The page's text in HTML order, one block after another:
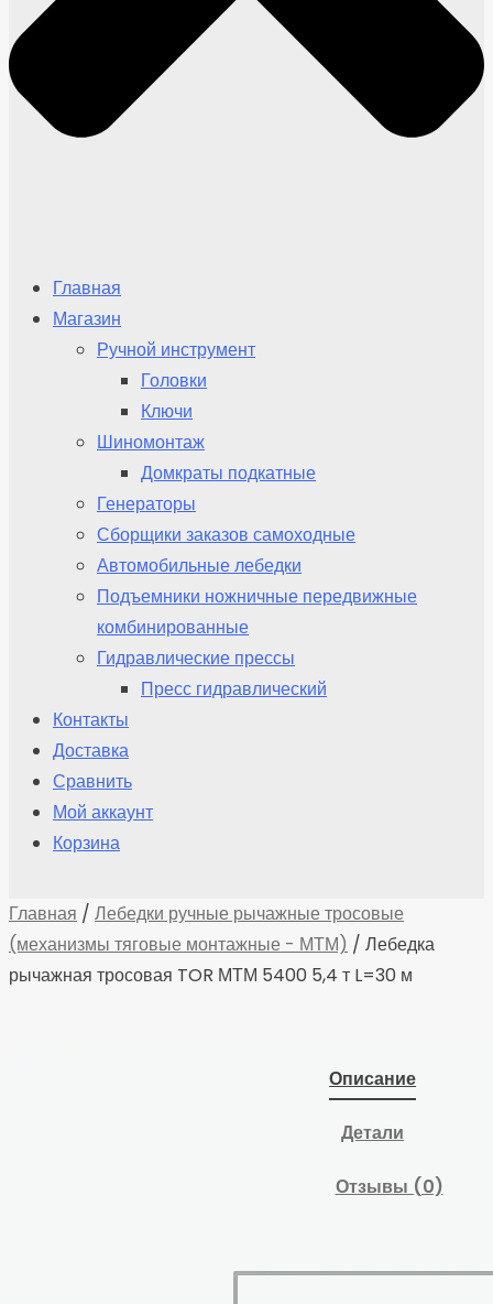
Главная
Магазин
Ручной инструмент
Головки
Ключи
Шиномонтаж
Домкраты подкатные
Генераторы
Сборщики заказов самоходные
Автомобильные лебедки
Подъемники ножничные передвижные
комбинированные
Гидравлические прессы
Пресс гидравлический
Контакты
Доставка
Сравнить
Мой аккаунт
Корзина
Главная / Лебедки ручные рычажные тросовые
(механизмы тяговые монтажные - МТМ) / Лебедка
рычажная тросовая TOR МТМ 5400 5,4 т L=30 м
Описание
Детали
Отзывы (0)
тросовая TOR МТМ